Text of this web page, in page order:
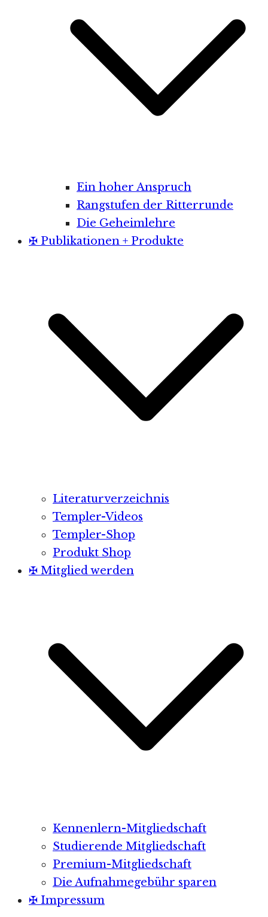
Ein hoher Anspruch
Rangstufen der Ritterrunde
Die Geheimlehre
✠ Publikationen + Produkte
Literaturverzeichnis
Templer-Videos
Templer-Shop
Produkt Shop
✠ Mitglied werden
Kennenlern-Mitgliedschaft
Studierende Mitgliedschaft
Premium-Mitgliedschaft
Die Aufnahmegebühr sparen
✠ Impressum